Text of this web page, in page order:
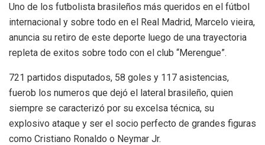
Uno de los futbolista brasileños más queridos en el fútbol
internacional y sobre todo en el Real Madrid, Marcelo vieira,
anuncia su retiro de este deporte luego de una trayectoria
repleta de exitos sobre todo con el club “Merengue”.
721 partidos disputados, 58 goles y 117 asistencias,
fuerob los numeros que dejó el lateral brasileño, quien
siempre se caracterizó por su excelsa técnica, su
explosivo ataque y ser el socio perfecto de grandes figuras
como Cristiano Ronaldo o Neymar Jr.